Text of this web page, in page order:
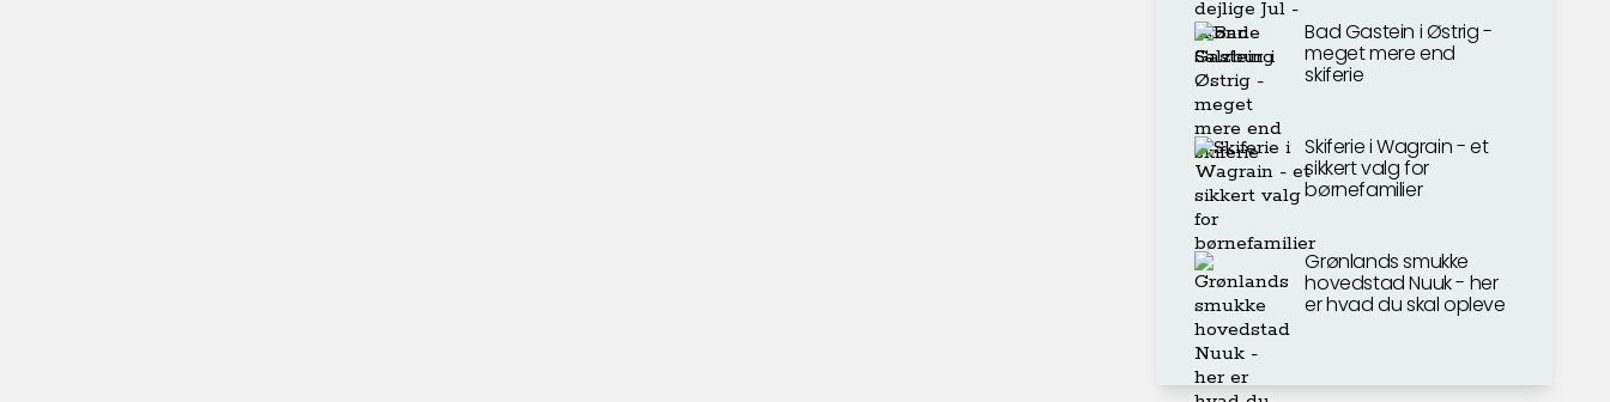
Bad Gastein i Østrig -
meget mere end
skiferie
Skiferie i Wagrain - et
sikkert valg for
børnefamilier
Grønlands smukke
hovedstad Nuuk - her
er hvad du skal opleve